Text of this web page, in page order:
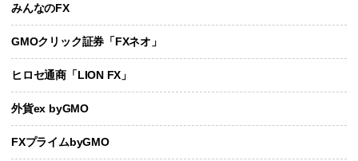
みんなのFX
GMOクリック証券「FXネオ」
ヒロセ通商「LION FX」
外貨ex byGMO
FXプライムbyGMO